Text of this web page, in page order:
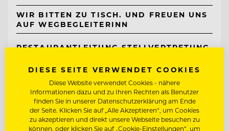
WIR BITTEN ZU TISCH. UND FREUEN UNS
AUF WEGBEGLEITERINN
RESTAURANTLEITUNG STELLVERTRETUNG
Entdecke alle Jobs
DIESE SEITE VERWENDET COOKIES
Diese Website verwendet Cookies - nähere
Informationen dazu und zu Ihren Rechten als Benutzer
finden Sie in unserer Datenschutzerklärung am Ende
der Seite. Klicken Sie auf „Alle Akzeptieren“, um Cookies
zu akzeptieren und direkt unsere Webseite besuchen zu
können, oder klicken Sie auf „Cookie-Einstellungen“, um